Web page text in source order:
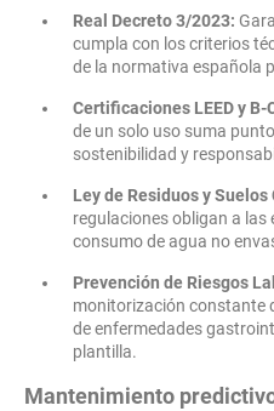
Real Decreto 3/2023:
cumpla con los criterios
de la normativa española
Certificaciones LEED y B-
de un solo uso suma
sostenibilidad y
Ley de Residuos y
regulaciones obligan a las
consumo de agua no
Prevención de Riesgos
monitorización constante
de enfermedades
plantilla.
Mantenimiento